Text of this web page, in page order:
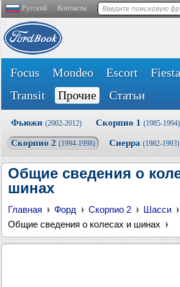
Русский Контакты
Focus Mondeo Escort Fiesta
Transit
Прочие Статьи
Фьюжн (2002-2012) Скорпио 1 (1985-1994)
Скорпио 2 (1994-1998) Сиерра (1982-1993)
Общие сведения о
шинах
Главная Форд Скорпио 2 Шасси
Общие сведения о колесах и шинах